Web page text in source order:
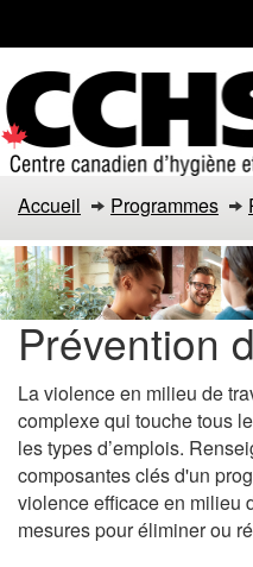
Accueil Programmes
Prévention
La violence en milieu de
complexe qui touche tous
les types d’emplois.
composantes clés d'un
violence efficace en milieu
mesures pour éliminer ou